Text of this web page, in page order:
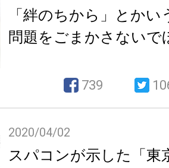
「絆のちから」とか
問題をごまかさないで
739
2020/04/02
スパコンが示した「東